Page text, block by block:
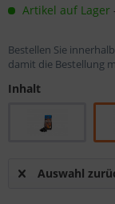
Artikel auf Lager
Bestellen Sie
damit die Bestellung
Inhalt
Auswahl